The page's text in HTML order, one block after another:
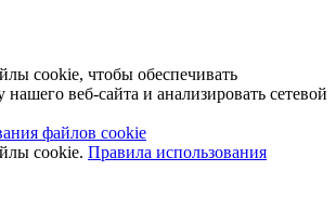
cookie, чтобы обеспечивать
веб-сайта и анализировать сетевой
файлов cookie
cookie. Правила использования